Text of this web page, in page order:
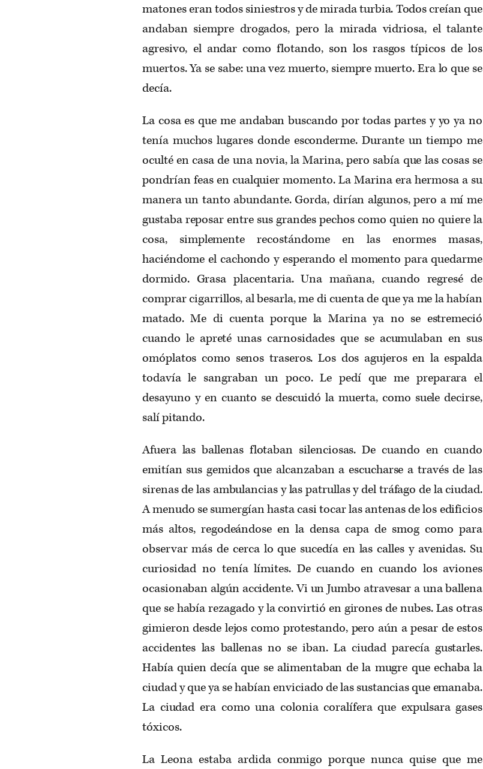
matones eran todos siniestros y de mirada turbia. Todos creían que
andaban siempre drogados, pero la mirada vidriosa, el talante
agresivo, el andar como flotando, son los rasgos típicos de los
muertos. Ya se sabe: una vez muerto, siempre muerto. Era lo que se
decía.
La cosa es que me andaban buscando por todas partes y yo ya no
tenía muchos lugares donde esconderme. Durante un tiempo me
oculté en casa de una novia, la Marina, pero sabía que las cosas se
pondrían feas en cualquier momento. La Marina era hermosa a su
manera un tanto abundante. Gorda, dirían algunos, pero a mí me
gustaba reposar entre sus grandes pechos como quien no quiere la
cosa, simplemente recostándome en las enormes masas,
haciéndome el cachondo y esperando el momento para quedarme
dormido. Grasa placentaria. Una mañana, cuando regresé de
comprar cigarrillos, al besarla, me di cuenta de que ya me la habían
matado. Me di cuenta porque la Marina ya no se estremeció
cuando le apreté unas carnosidades que se acumulaban en sus
omóplatos como senos traseros. Los dos agujeros en la espalda
todavía le sangraban un poco. Le pedí que me preparara el
desayuno y en cuanto se descuidó la muerta, como suele decirse,
salí pitando.
Afuera las ballenas flotaban silenciosas. De cuando en cuando
emitían sus gemidos que alcanzaban a escucharse a través de las
sirenas de las ambulancias y las patrullas y del tráfago de la ciudad.
A menudo se sumergían hasta casi tocar las antenas de los edificios
más altos, regodeándose en la densa capa de smog como para
observar más de cerca lo que sucedía en las calles y avenidas. Su
curiosidad no tenía límites. De cuando en cuando los aviones
ocasionaban algún accidente. Vi un Jumbo atravesar a una ballena
que se había rezagado y la convirtió en girones de nubes. Las otras
gimieron desde lejos como protestando, pero aún a pesar de estos
accidentes las ballenas no se iban. La ciudad parecía gustarles.
Había quien decía que se alimentaban de la mugre que echaba la
ciudad y que ya se habían enviciado de las sustancias que emanaba.
La ciudad era como una colonia coralífera que expulsara gases
tóxicos.
La Leona estaba ardida conmigo porque nunca quise que me